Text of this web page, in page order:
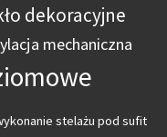
dekoracyjne
mechaniczna
stelażu pod sufit